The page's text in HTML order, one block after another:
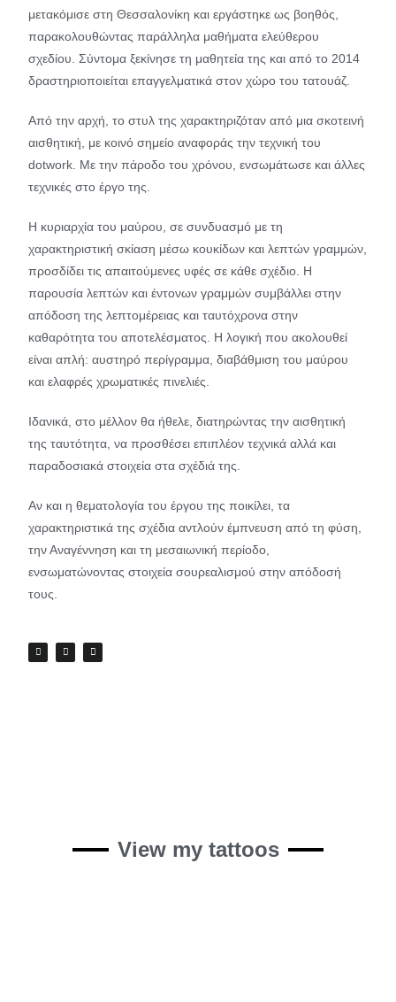
μετακόμισε στη Θεσσαλονίκη και εργάστηκε ως βοηθός,
παρακολουθώντας παράλληλα μαθήματα ελεύθερου
σχεδίου. Σύντομα ξεκίνησε τη μαθητεία της και από το 2014
δραστηριοποιείται επαγγελματικά στον χώρο του τατουάζ.
Από την αρχή, το στυλ της χαρακτηριζόταν από μια σκοτεινή
αισθητική, με κοινό σημείο αναφοράς την τεχνική του
dotwork. Με την πάροδο του χρόνου, ενσωμάτωσε και άλλες
τεχνικές στο έργο της.
Η κυριαρχία του μαύρου, σε συνδυασμό με τη
χαρακτηριστική σκίαση μέσω κουκίδων και λεπτών γραμμών,
προσδίδει τις απαιτούμενες υφές σε κάθε σχέδιο. Η
παρουσία λεπτών και έντονων γραμμών συμβάλλει στην
απόδοση της λεπτομέρειας και ταυτόχρονα στην
καθαρότητα του αποτελέσματος. Η λογική που ακολουθεί
είναι απλή: αυστηρό περίγραμμα, διαβάθμιση του μαύρου
και ελαφρές χρωματικές πινελιές.
Ιδανικά, στο μέλλον θα ήθελε, διατηρώντας την αισθητική
της ταυτότητα, να προσθέσει επιπλέον τεχνικά αλλά και
παραδοσιακά στοιχεία στα σχέδιά της.
Αν και η θεματολογία του έργου της ποικίλει, τα
χαρακτηριστικά της σχέδια αντλούν έμπνευση από τη φύση,
την Αναγέννηση και τη μεσαιωνική περίοδο,
ενσωματώνοντας στοιχεία σουρεαλισμού στην απόδοσή
τους.
View my tattoos